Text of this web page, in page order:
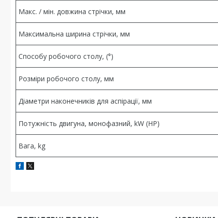
Макс. / мін. довжина стрічки, мм
Максимальна ширина стрічки, мм
Способу робочого столу, (°)
Розміри робочого столу, мм
Діаметри наконечників для аспірації, мм
Потужність двигуна, монофазний, kW (HP)
Вага, kg